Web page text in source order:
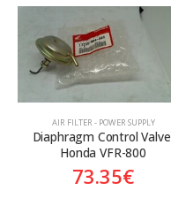
AIR FILTER - POWER SUPPLY
Diaphragm Control Valve
Honda VFR-800
73.35€